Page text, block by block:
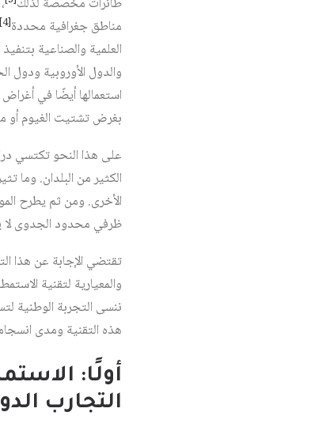
مناطق جغرافية محددة[4]
العلمية والصناعية
والدول الأوروبية ودول
استعمالها أيضًا في
بغرض تشتيت الغيوم أو
على هذا النحو تكتسي
الكثير من البلدان. وما
الأخرى. ومن ثم يطرح
ظرفي محدود الجدوى لا
تقتضي الإجابة عن هذا
والمعيارية لتقنية
ننسى التجربة الوطنية
هذه التقنية ومدى
أولًا:
التجارب